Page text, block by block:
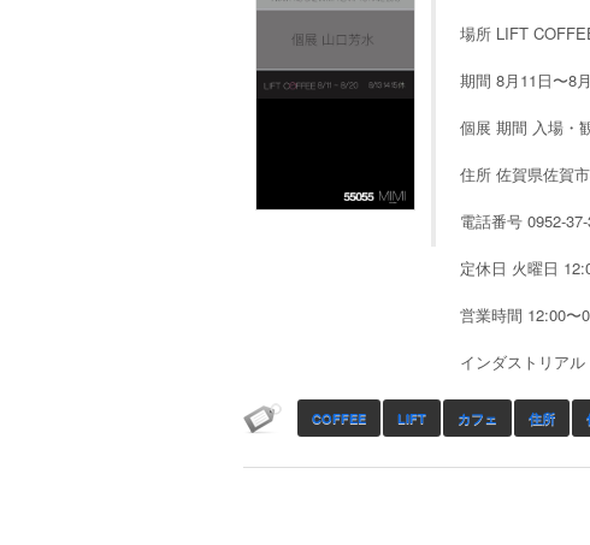
場所 LIFT
期間 8月11日〜8
個展 期間 入場・
住所 佐賀県佐賀
電話番号 0952-
定休日 火曜日
営業時間 12:00〜
インダストリア
COFFEE LIFT カフェ 住所